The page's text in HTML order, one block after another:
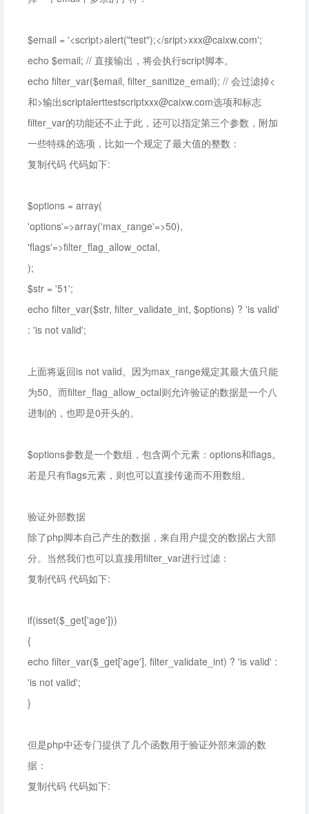
$email = '<script>alert("test");</sript>xxx@caixw.com';
echo $email; // 直接输出，将会执行script脚本。
echo filter_var($email, filter_sanitize_email); // 会过滤掉<
和>输出scriptalerttestscriptxxx@caixw.com选项和标志
filter_var的功能还不止于此，还可以指定第三个参数，附加
一些特殊的选项，比如一个规定了最大值的整数：
复制代码 代码如下:
$options = array(
'options'=>array('max_range'=>50),
'flags'=>filter_flag_allow_octal,
);
$str = '51';
echo filter_var($str, filter_validate_int, $options) ? 'is valid'
: 'is not valid';
上面将返回is not valid。因为max_range规定其最大值只能
为50。而filter_flag_allow_octal则允许验证的数据是一个八
进制的，也即是0开头的。
$options参数是一个数组，包含两个元素：options和flags。
若是只有flags元素，则也可以直接传递而不用数组。
验证外部数据
除了php脚本自己产生的数据，来自用户提交的数据占大部
分。当然我们也可以直接用filter_var进行过滤：
复制代码 代码如下:
if(isset($_get['age']))
{
echo filter_var($_get['age'], filter_validate_int) ? 'is valid' :
'is not valid';
}
但是php中还专门提供了几个函数用于验证外部来源的数
据：
复制代码 代码如下: